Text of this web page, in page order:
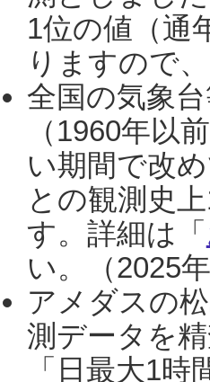
1位の値（通
りますので
全国の気象
（1960年以
い期間で改
との観測史
す。詳細は「
い。（2025
アメダスの
測データを
「日最大1